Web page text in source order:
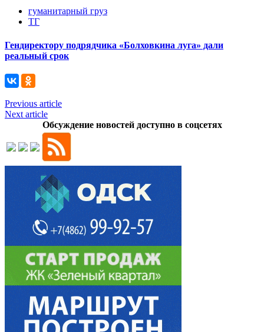
гуманитарный груз
ТГ
Гендиректору подрядчика «Болховкина луга» дали
реальный срок
Previous article
Next article
Обсуждение новостей доступно в соцсетях